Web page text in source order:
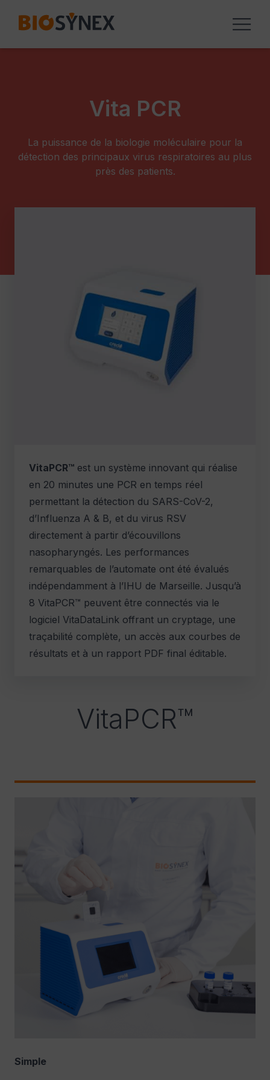
Vita PCR
La puissance de la biologie moléculaire pour la
détection des principaux virus respiratoires au plus
près des patients.
VitaPCR™ est un système innovant qui réalise
en 20 minutes une PCR en temps réel
permettant la détection du SARS-CoV-2,
d’Influenza A & B, et du virus RSV
directement à partir d’écouvillons
nasopharyngés. Les performances
remarquables de l’automate ont été évalués
indépendamment à l’IHU de Marseille. Jusqu’à
8 VitaPCR™ peuvent être connectés via le
logiciel VitaDataLink offrant un cryptage, une
traçabilité complète, un accès aux courbes de
résultats et à un rapport PDF final éditable.
VitaPCR™
Simple